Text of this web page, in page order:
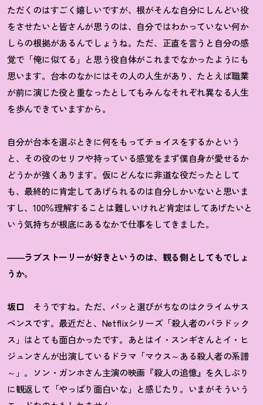
ただくのはすごく嬉しいですが、根がそんな自分にしんどい役
をさせたいと皆さんが思うのは、自分ではわかっていない何か
しらの根拠があるんでしょうね。ただ、正直を言うと自分の感
覚で「俺に似てる」と思う役自体がこれまでなかったようにも
思います。台本のなかにはその人の人生があり、たとえば職業
が前に演じた役と重なったとしてもみんなそれぞれ異なる人生
を歩んできていますから。
自分が台本を選ぶときに何をもってチョイスをするかという
と、その役のセリフや持っている感覚をまず僕自身が愛せるか
どうかが強くあります。仮にどんなに非道な役だったとして
も、最終的に肯定してあげられるのは自分しかいないと思いま
すし、100％理解することは難しいけれど肯定はしてあげたいと
いう気持ちが根底にあるなかで仕事をしてきました。
――ラブストーリーが好きというのは、観る側としてもでしょ
うか。
坂口 そうですね。ただ、パッと選びがちなのはクライムサス
ペンスです。最近だと、Netflixシリーズ「殺人者のパラドック
ス」はとても面白かったです。あとはイ・スンギさんとイ・ヒ
ジュンさんが出演しているドラマ「マウス～ある殺人者の系譜
～」。ソン・ガンホさん主演の映画『殺人の追憶』を久しぶり
に観返して「やっぱり面白いな」と感じたり。いまがそういう